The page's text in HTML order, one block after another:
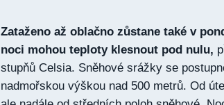
Zataženo až oblačno zůstane také v
noci mohou teploty klesnout pod nulu,
stupňů Celsia. Sněhové srážky se
nadmořskou výškou nad 500 metrů. Od